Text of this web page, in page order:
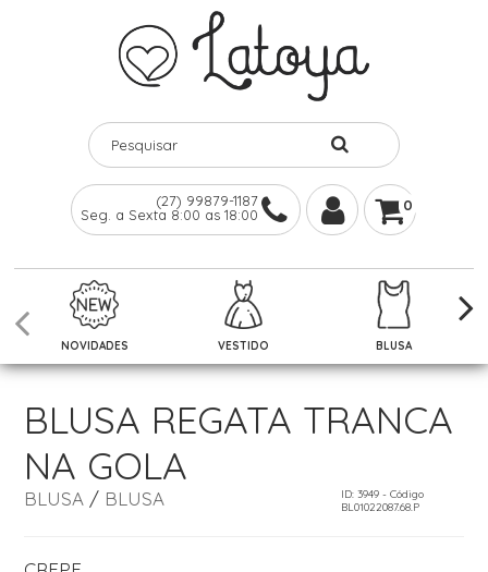
(27) 99879-1187
Seg. a Sexta 8:00 as 18:00
0
NOVIDADES VESTIDO BLUSA
BLUSA REGATA TRANCA
NA GOLA
BLUSA/ BLUSA
ID: 3949 - Código
BL01022087.68.P